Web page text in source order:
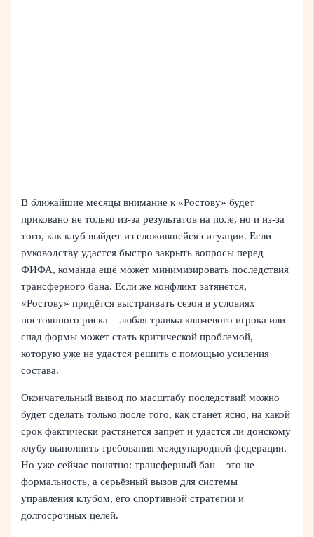
В ближайшие месяцы внимание к «Ростову» будет
приковано не только из‑за результатов на поле, но и из‑за
того, как клуб выйдет из сложившейся ситуации. Если
руководству удастся быстро закрыть вопросы перед
ФИФА, команда ещё может минимизировать последствия
трансферного бана. Если же конфликт затянется,
«Ростову» придётся выстраивать сезон в условиях
постоянного риска – любая травма ключевого игрока или
спад формы может стать критической проблемой,
которую уже не удастся решить с помощью усиления
состава.
Окончательный вывод по масштабу последствий можно
будет сделать только после того, как станет ясно, на какой
срок фактически растянется запрет и удастся ли донскому
клубу выполнить требования международной федерации.
Но уже сейчас понятно: трансферный бан – это не
формальность, а серьёзный вызов для системы
управления клубом, его спортивной стратегии и
долгосрочных целей.